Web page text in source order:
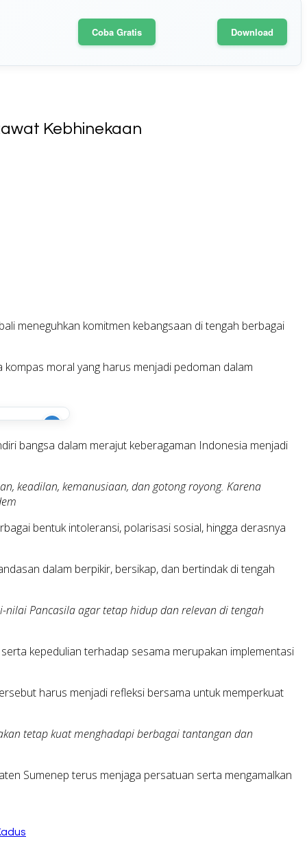
Coba Gratis Download
Kebhinekaan
meneguhkan komitmen kebangsaan di tengah berbagai
moral yang harus menjadi pedoman dalam
i
bangsa dalam merajut keberagaman Indonesia menjadi
keadilan, kemanusiaan, dan gotong royong. Karena
bentuk intoleransi, polarisasi sosial, hingga derasnya
dalam berpikir, bersikap, dan bertindak di tengah
Pancasila agar tetap hidup dan relevan di tengah
kepedulian terhadap sesama merupakan implementasi
harus menjadi refleksi bersama untuk memperkuat
tetap kuat menghadapi berbagai tantangan dan
Sumenep terus menjaga persatuan serta mengamalkan